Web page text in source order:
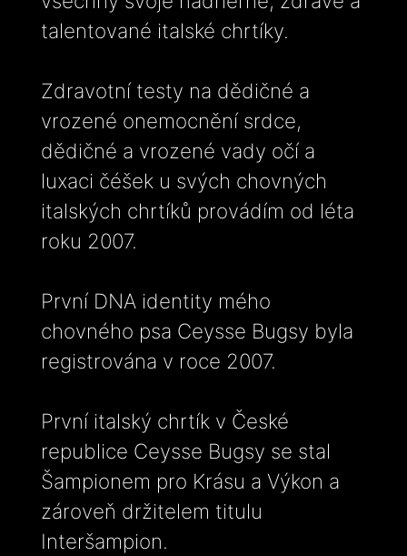
talentované italské chrtíky.
Zdravotní testy na dědičné a
vrozené onemocnění srdce,
dědičné a vrozené vady očí a
luxaci čéšek u svých chovných
italských chrtíků provádím od léta
roku 2007.
První DNA identity mého
chovného psa Ceysse Bugsy byla
registrována v roce 2007.
První italský chrtík v České
republice Ceysse Bugsy se stal
Šampionem pro Krásu a Výkon a
zároveň držitelem titulu
Interšampion.